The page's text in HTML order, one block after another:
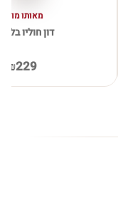
מאותו מותג
דון חוליו
₪229